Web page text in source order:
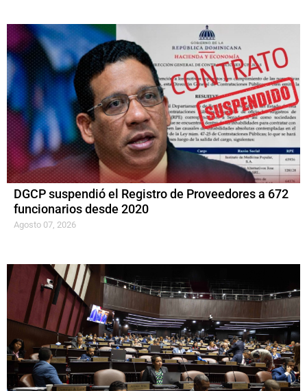
DGCP suspendió el Registro de Proveedores a 672
funcionarios desde 2020
Agosto 07, 2026